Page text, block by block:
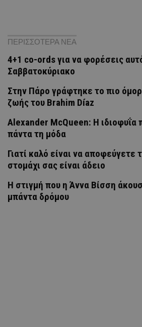
ΠΕΡΙΣΣΟΤΕΡΑ ΝΕΑ
4+1 co-ords για να φορέσεις
Σαββατοκύριακο
Στην Πάρο γράφτηκε το πιο
ζωής του Brahim Díaz
Alexander McQueen: Η ιδιοφυΐα
πάντα τη μόδα
Γιατί καλό είναι να αποφεύγετε
στομάχι σας είναι άδειο
H στιγμή που η Άννα Βίσση
μπάντα δρόμου